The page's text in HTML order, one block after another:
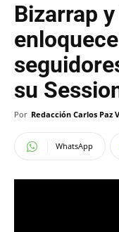
Bizarrap
su
Por Redacción Carlos Paz
WhatsApp